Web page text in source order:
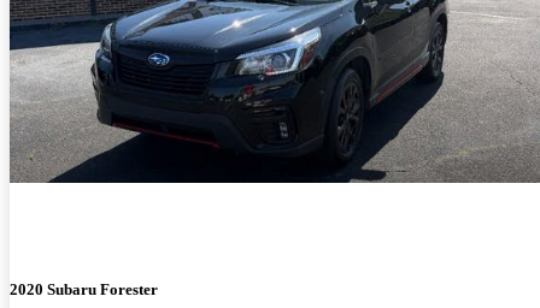
2020 Subaru Forester